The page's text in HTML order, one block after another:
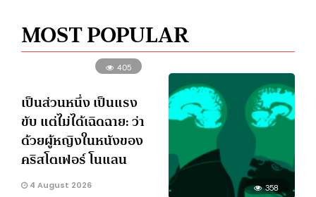
MOST POPULAR
405
เป็นส่วนหนึ่ง เป็นแรง
ขับ แต่ไม่ได้เฉิดฉาย: ว่า
ด้วยผู้หญิงในหนังของ
คริสโตเฟอร์ โนแลน
4 August 2026 358